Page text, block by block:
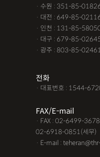
· 수원 : 351-85-
· 대전 : 649-85-
· 인천 : 131-85-
· 대구 : 679-85-
· 광주 : 803-85-
전화
· 대표번호 : 1544-
FAX/E-mail
· FAX : 02-6499-
02-6918-0851(세무)
· E-mail :